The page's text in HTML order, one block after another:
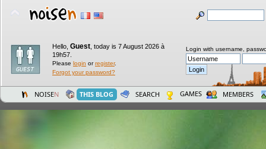
Hello, Guest today is 7 August 2026 à
19h57.
Please login orregister.
Forgot your password?
Login with username,
NOISEN THIS BLOG SEARCH GAMES MEMBERS